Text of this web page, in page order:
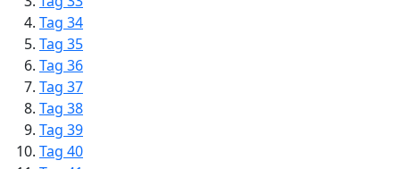
Tag 34
Tag 35
Tag 36
Tag 37
Tag 38
Tag 39
Tag 40